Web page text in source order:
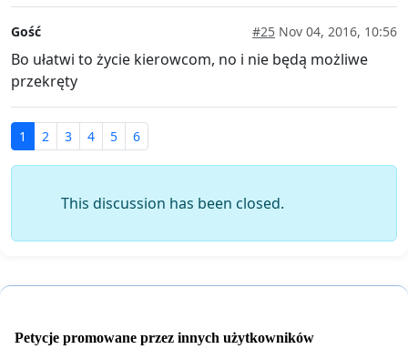
Gość #25 Nov 04, 2016, 10:56
Bo ułatwi to życie kierowcom, no i nie będą możliwe
przekręty
1 2 3 4 5 6
This discussion has been closed.
Petycje promowane przez innych użytkowników